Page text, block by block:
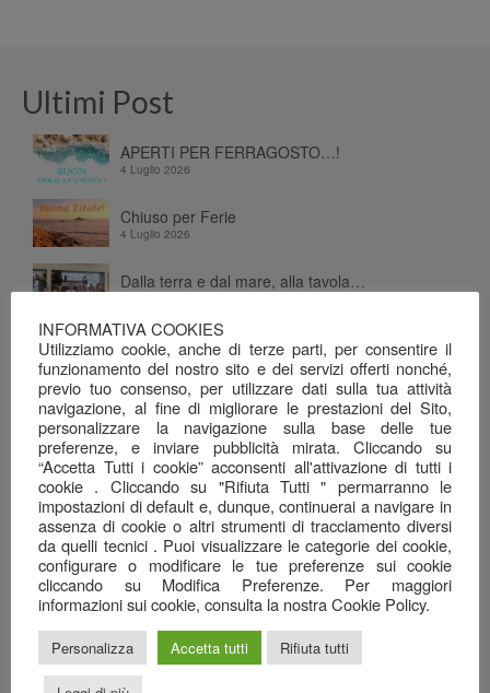
Ultimi Post
APERTI PER FERRAGOSTO…!
4 Luglio 2026
Chiuso per Ferie
4 Luglio 2026
Dalla terra e dal mare, alla tavola…
Una serata ben riuscita…
22 Giugno 2026
Il mare nel calice…
7 Giugno 2026
Anagrafica
Ristorante Pizzeria
SAN GREGORIO srl
Via Cottafavi, 11
42015 Correggio (RE)
348 3969456
0522 082778
INFORMATIVA COOKIES
Utilizziamo cookie, anche di terze parti, per consentire il
funzionamento del nostro sito e dei servizi offerti nonché,
previo tuo consenso, per utilizzare dati sulla tua attività
navigazione, al fine di migliorare le prestazioni del Sito,
personalizzare la navigazione sulla base delle tue
preferenze, e inviare pubblicità mirata. Cliccando su
“Accetta Tutti i cookie” acconsenti all'attivazione di tutti i
cookie . Cliccando su "Rifiuta Tutti " permarranno le
impostazioni di default e, dunque, continuerai a navigare in
assenza di cookie o altri strumenti di tracciamento diversi
da quelli tecnici . Puoi visualizzare le categorie dei cookie,
configurare o modificare le tue preferenze sui cookie
cliccando su Modifica Preferenze. Per maggiori
informazioni sui cookie, consulta la nostra Cookie Policy.
Personalizza Accetta tutti Rifiuta tutti